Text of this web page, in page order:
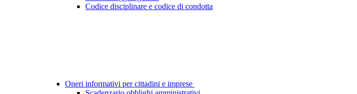
Codice disciplinare e codice di condotta
Oneri informativi per cittadini e imprese